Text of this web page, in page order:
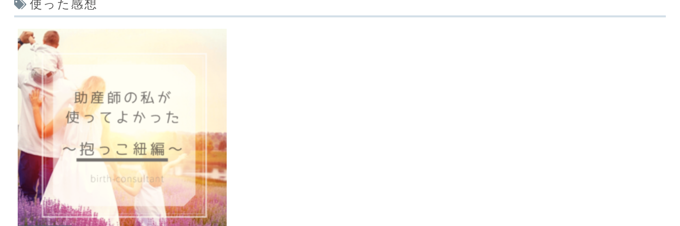
使った感想